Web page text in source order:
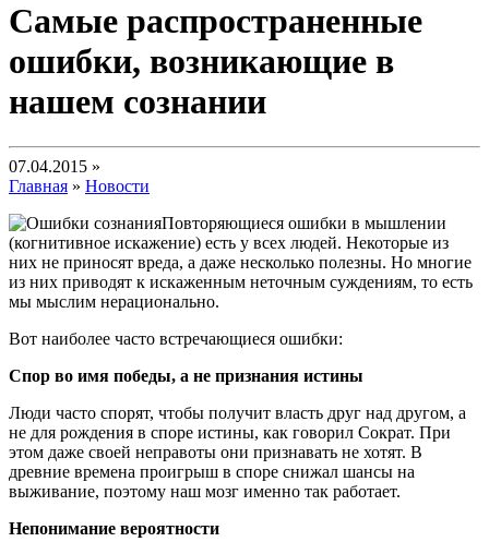
Самые распространенные
ошибки, возникающие в
нашем сознании
07.04.2015 »
Главная » Новости
Повторяющиеся ошибки в мышлении
(когнитивное искажение) есть у всех людей. Некоторые из
них не приносят вреда, а даже несколько полезны. Но многие
из них приводят к искаженным неточным суждениям, то есть
мы мыслим нерационально.
Вот наиболее часто встречающиеся ошибки:
Спор во имя победы, а не признания истины
Люди часто спорят, чтобы получит власть друг над другом, а
не для рождения в споре истины, как говорил Сократ. При
этом даже своей неправоты они признавать не хотят. В
древние времена проигрыш в споре снижал шансы на
выживание, поэтому наш мозг именно так работает.
Непонимание вероятности